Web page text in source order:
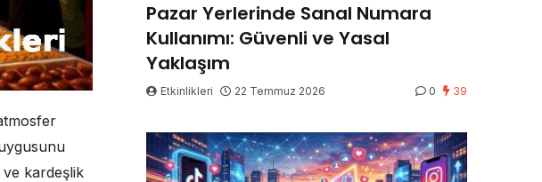
kardeşlik
Pazar Yerlerinde Sanal Numara
Kullanımı: Güvenli ve Yasal
Yaklaşım
Etkinlikleri 22 Temmuz 2026 0 39